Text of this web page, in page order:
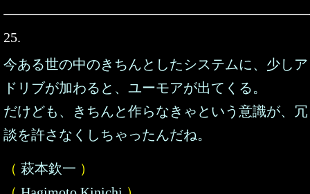
25.
今ある世の中のきちんとしたシステムに、少しア
ドリブが加わると、ユーモアが出てくる。
だけども、きちんと作らなきゃという意識が、冗
談を許さなくしちゃったんだね。
（ 萩本欽一 ）